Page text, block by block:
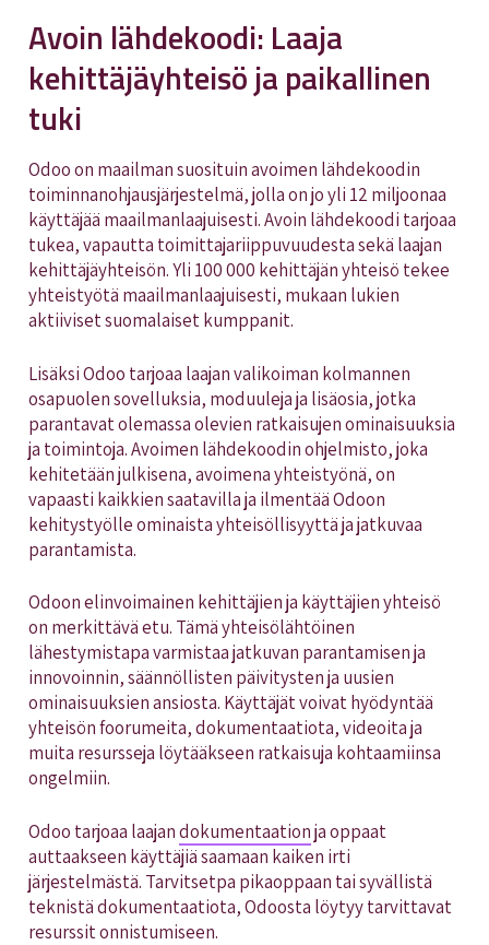
Avoin lähdekoodi: Laaja
kehittäjäyhteisö ja paikallinen
tuki
Odoo on maailman suosituin avoimen lähdekoodin
toiminnanohjausjärjestelmä, jolla on jo yli 12 miljoonaa
käyttäjää maailmanlaajuisesti. Avoin lähdekoodi tarjoaa
tukea, vapautta toimittajariippuvuudesta sekä laajan
kehittäjäyhteisön. Yli 100 000 kehittäjän yhteisö tekee
yhteistyötä maailmanlaajuisesti, mukaan lukien
aktiiviset suomalaiset kumppanit.
Lisäksi Odoo tarjoaa laajan valikoiman kolmannen
osapuolen sovelluksia, moduuleja ja lisäosia, jotka
parantavat olemassa olevien ratkaisujen ominaisuuksia
ja toimintoja. Avoimen lähdekoodin ohjelmisto, joka
kehitetään julkisena, avoimena yhteistyönä, on
vapaasti kaikkien saatavilla ja ilmentää Odoon
kehitystyölle ominaista yhteisöllisyyttä ja jatkuvaa
parantamista.
Odoon elinvoimainen kehittäjien ja käyttäjien yhteisö
on merkittävä etu. Tämä yhteisölähtöinen
lähestymistapa varmistaa jatkuvan parantamisen ja
innovoinnin, säännöllisten päivitysten ja uusien
ominaisuuksien ansiosta. Käyttäjät voivat hyödyntää
yhteisön foorumeita, dokumentaatiota, videoita ja
muita resursseja löytääkseen ratkaisuja kohtaamiinsa
ongelmiin.
Odoo tarjoaa laajandokumentaationja oppaat
auttaakseen käyttäjiä saamaan kaiken irti
järjestelmästä. Tarvitsetpa pikaoppaan tai syvällistä
teknistä dokumentaatiota, Odoosta löytyy tarvittavat
resurssit onnistumiseen.